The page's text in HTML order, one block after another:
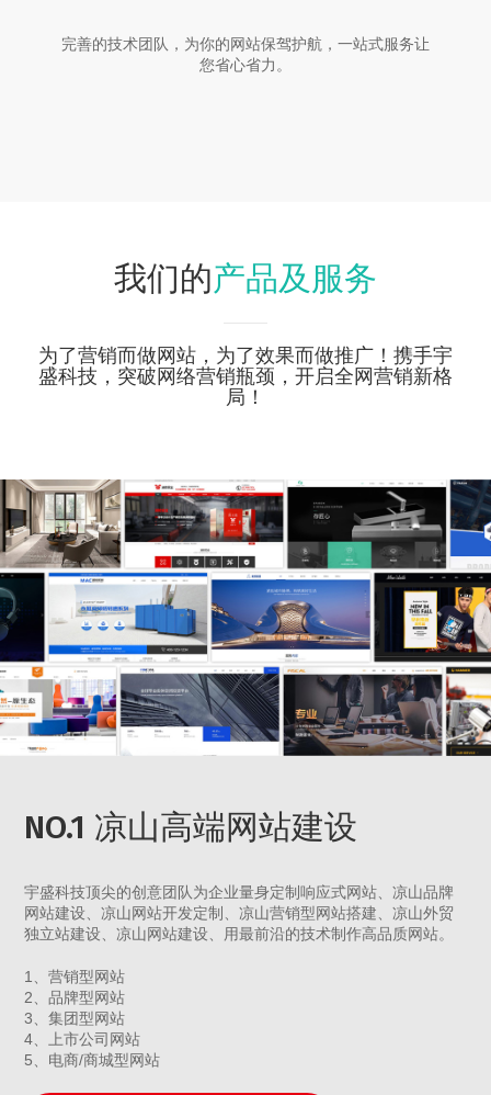
完善的技术团队，为你的网站保驾护航，一站式服务让
您省心省力。
我们的产品及服务
为了营销而做网站，为了效果而做推广！携手宇
盛科技，突破网络营销瓶颈，开启全网营销新格
局！
NO.1 凉山高端网站建设
宇盛科技顶尖的创意团队为企业量身定制响应式网站、凉山品牌
网站建设、凉山网站开发定制、凉山营销型网站搭建、凉山外贸
独立站建设、凉山网站建设、用最前沿的技术制作高品质网站。
1、营销型网站
2、品牌型网站
3、集团型网站
4、上市公司网站
5、电商/商城型网站